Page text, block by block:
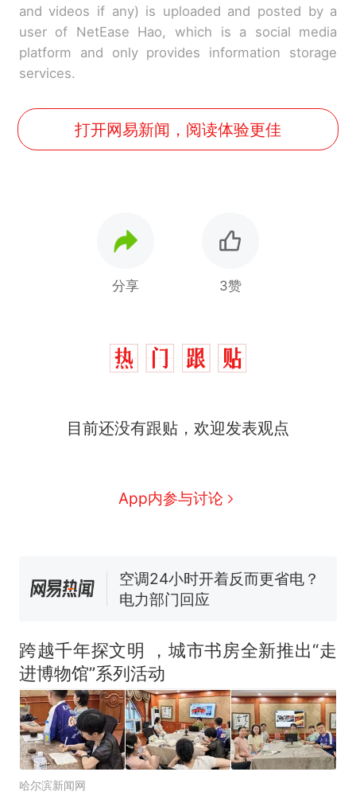
and videos if any) is uploaded and posted by a
user of NetEase Hao, which is a social media
platform and only provides information storage
services.
打开网易新闻，阅读体验更佳
分享 3赞
目前还没有跟贴，欢迎发表观点
App内参与讨论
人生
新 搬家报价570元，搬到楼下
交5060元才肯搬上楼！女子傻
已叫停招聘，成立调查组全面
核查
空调24小时开着反而更省电？
电力部门回应
搜，网友：天塌了！
南航一航班疑向乘客发放西梅
汁，致多名乘客在飞行途中排
队上厕所！乘客：机上100多
人只有2个厕所；客服回应：并
非每架飞机都会发放西梅汁
热 那个在床头放菜刀的女孩，
因老师一句“跟我回家”改写了
人生
跨越千年探文明 ，城市书房全新推出“走
进博物馆”系列活动
哈尔滨新闻网